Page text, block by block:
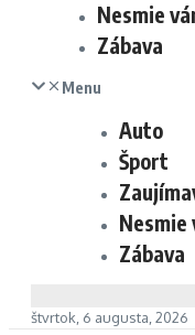
Nesmie
Zábava
Menu
Auto
Šport
Nesmie
Zábava
štvrtok, 6 augusta, 2026